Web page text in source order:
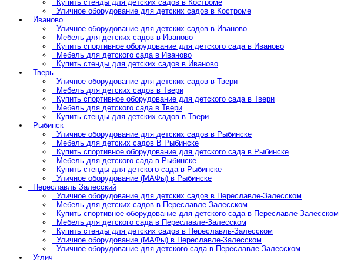
Купить стенды для детских садов в Костроме
Уличное оборудование для детских садов в Костроме
Иваново
Уличное оборудование для детских садов в Иваново
Мебель для детских садов в Иваново
Купить спортивное оборудование для детского сада в Иваново
Мебель для детского сада в Иваново
Купить стенды для детских садов в Иваново
Тверь
Уличное оборудование для детских садов в Твери
Мебель для детских садов в Твери
Купить спортивное оборудование для детского сада в Твери
Мебель для детского сада в Твери
Купить стенды для детских садов в Твери
Рыбинск
Уличное оборудование для детских садов в Рыбинске
Мебель для детских садов В Рыбинске
Купить спортивное оборудование для детского сада в Рыбинске
Мебель для детского сада в Рыбинске
Купить стенды для детского сада в Рыбинске
Уличное оборудование (МАФы) в Рыбинске
Переславль Залесский
Уличное оборудование для детских садов в Переславле-Залесском
Мебель для детских садов в Переславле Залесском
Купить спортивное оборудование для детского сада в Переславле-Залесском
Мебель для детского сада в Переславле-Залесском
Купить стенды для детских садов в Переславль-Залесском
Уличное оборудование (МАФы) в Переславле-Залесском
Уличное оборудование для детского сада в Переславле-Залесском
Углич